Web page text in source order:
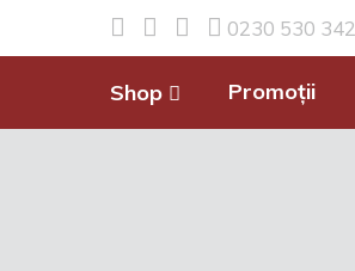
0230 530 342
Shop Promoții